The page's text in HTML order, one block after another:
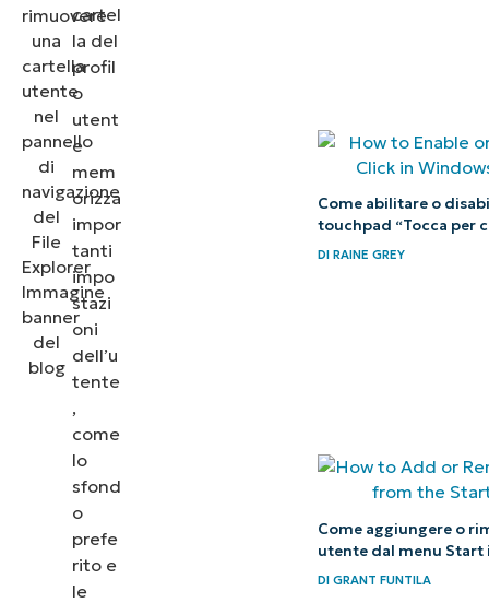
cartel
la del
profil
o
utent
e
mem
orizza
impor
tanti
impo
stazi
oni
dell’u
tente
,
come
lo
sfond
o
prefe
rito e
le
Come abilitare o
touchpad “Tocca per
DIRAINE GREY
Come aggiungere o
utente dal menu Start
DIGRANT FUNTILA